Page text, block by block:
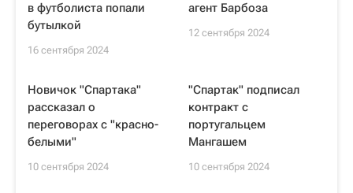
в футболиста попали
бутылкой
16 сентября 2024
агент Барбоза
12 сентября 2024
Новичок "Спартака"
рассказал о
переговорах с "красно-
белыми"
10 сентября 2024
"Спартак" подписал
контракт с
португальцем
Мангашем
10 сентября 2024